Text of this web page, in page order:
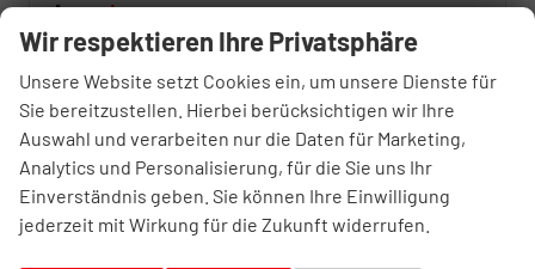
Jeep
Kia
Lynk & Co
MAN
Mercedes-Benz
MG
Wir respektieren Ihre Privatsphäre
Unsere Website setzt Cookies ein, um unsere Dienste für
Sie bereitzustellen. Hierbei berücksichtigen wir Ihre
Auswahl und verarbeiten nur die Daten für Marketing,
Analytics und Personalisierung, für die Sie uns Ihr
Einverständnis geben. Sie können Ihre Einwilligung
jederzeit mit Wirkung für die Zukunft widerrufen.